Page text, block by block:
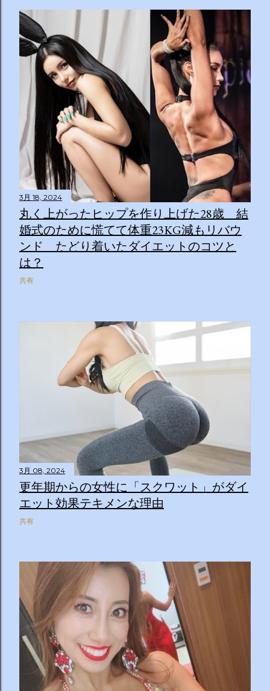
3月 18, 2024
丸く上がったヒップを作り上げた28歳 結
婚式のために慌てて体重23KG減もリバウ
ンド たどり着いたダイエットのコツと
は？
共有
3月 08, 2024
更年期からの女性に「スクワット」がダイ
エット効果テキメンな理由
共有